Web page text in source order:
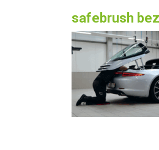
safebrush